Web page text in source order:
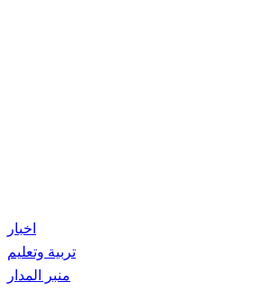
اخبار
تربية وتعليم
منبر المدار